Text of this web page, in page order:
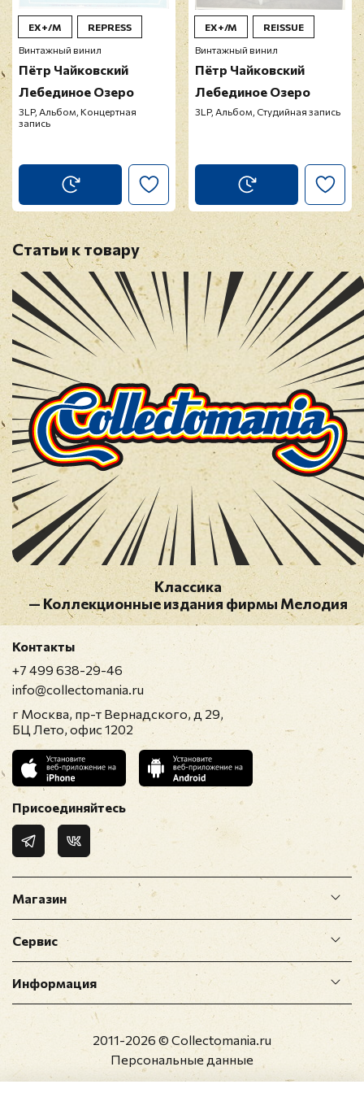
EX+/М
REPRESS
Винтажный винил
Пётр Чайковский
Лебединое Озеро
3LP, Альбом, Концертная
запись
EX+/M
REISSUE
Винтажный винил
Пётр Чайковский
Лебединое Озеро
3LP, Альбом, Студийная запись
Статьи к товару
Классика
— Коллекционные издания фирмы Мелодия
Магазин
Сервис
Информация
Контакты
+7 499 638-29-46
info@collectomania.ru
г Москва, пр-т Вернадского, д 29,
БЦ Лето, офис 1202
Присоединяйтесь
2011-2026 © Collectomania.ru
Персональные данные